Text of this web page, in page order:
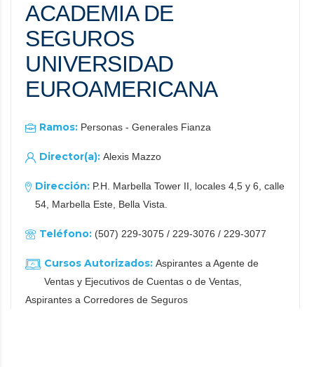
ACADEMIA DE
SEGUROS
UNIVERSIDAD
EUROAMERICANA
Ramos: Personas - Generales Fianza
Director(a): Alexis Mazzo
Dirección: P.H. Marbella Tower II, locales 4,5 y 6, calle
54, Marbella Este, Bella Vista.
Teléfono: (507) 229-3075 / 229-3076 / 229-3077
Cursos Autorizados: Aspirantes a Agente de
Ventas y Ejecutivos de Cuentas o de Ventas,
Aspirantes a Corredores de Seguros